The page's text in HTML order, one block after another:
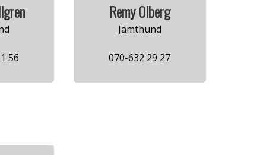
56
Remy Olberg
Jämthund
070-632 29 27